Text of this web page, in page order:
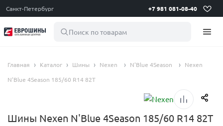
Санкт-Петербург +7 981 081-08-40
Поиск по товарам
Главная Каталог Шины Nexen N'Blue 4Season
Nexen
N'Blue 4Season 185/60 R14 82T
Шины Nexen N'Blue 4Season 185/60 R14 82T